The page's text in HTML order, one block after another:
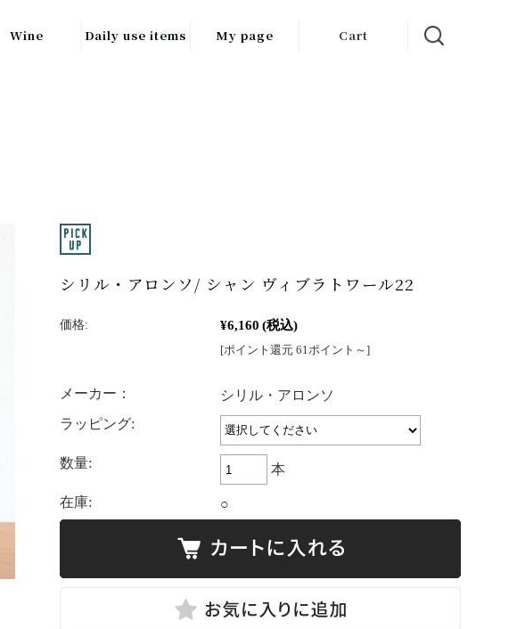
Wine
GERMANY
Daily use items My page Cart
シリル・アロンソ/ シャン ヴィブラトワール22
価格: ¥6,160 (税込)
[ポイント還元 61ポイント～]
メーカー：
シリル・アロンソ
ラッピング:
数量: 本
在庫: ○